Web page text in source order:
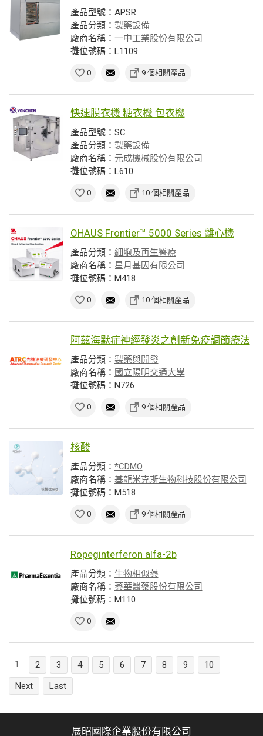
產品型號：APSR
產品分類： 製藥設備
廠商名稱： 一中工業股份有限公司
攤位號碼：L1109
0 9 個相關產品
快速膜衣機 糖衣機 包衣機
產品型號：SC
產品分類： 製藥設備
廠商名稱： 元成機械股份有限公司
攤位號碼：L610
0 10 個相關產品
OHAUS Frontier™ 5000 Series 離心機
產品分類： 細胞及再生醫療
廠商名稱： 星月基因有限公司
攤位號碼：M418
0 10 個相關產品
阿茲海默症神經發炎之創新免疫調節療法
產品分類： 製藥與開發
廠商名稱： 國立陽明交通大學
攤位號碼：N726
0 9 個相關產品
核酸
產品分類： *CDMO
廠商名稱： 基龍米克斯生物科技股份有限公司
攤位號碼：M518
0 9 個相關產品
Ropeginterferon alfa-2b
產品分類： 生物相似藥
廠商名稱： 藥華醫藥股份有限公司
攤位號碼：M110
0
1 2 3 4 5 6 7 8 9
10
Next
Last
展昭國際企業股份有限公司